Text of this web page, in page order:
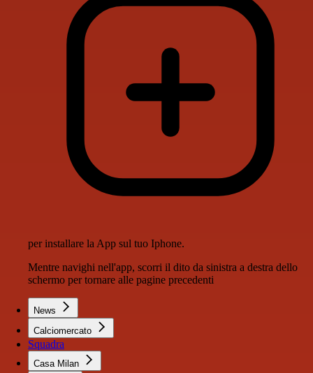
per installare la App sul tuo Iphone.
Mentre navighi nell'app, scorri il dito da sinistra a destra dello
schermo per tornare alle pagine precedenti
News
Calciomercato
Squadra
Casa Milan